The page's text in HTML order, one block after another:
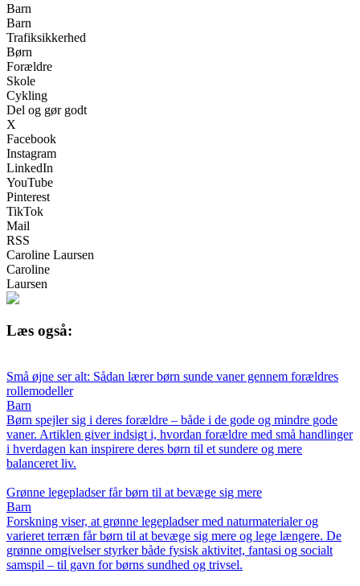
Barn
Barn
Trafiksikkerhed
Børn
Forældre
Skole
Cykling
Del og gør godt
X
Facebook
Instagram
LinkedIn
YouTube
Pinterest
TikTok
Mail
RSS
Caroline Laursen
Caroline
Laursen
Læs også:
Små øjne ser alt: Sådan lærer børn sunde vaner gennem forældres
rollemodeller
Barn
Børn spejler sig i deres forældre – både i de gode og mindre gode
vaner. Artiklen giver indsigt i, hvordan forældre med små handlinger
i hverdagen kan inspirere deres børn til et sundere og mere
balanceret liv.
Grønne legepladser får børn til at bevæge sig mere
Barn
Forskning viser, at grønne legepladser med naturmaterialer og
varieret terræn får børn til at bevæge sig mere og lege længere. De
grønne omgivelser styrker både fysisk aktivitet, fantasi og socialt
samspil – til gavn for børns sundhed og trivsel.